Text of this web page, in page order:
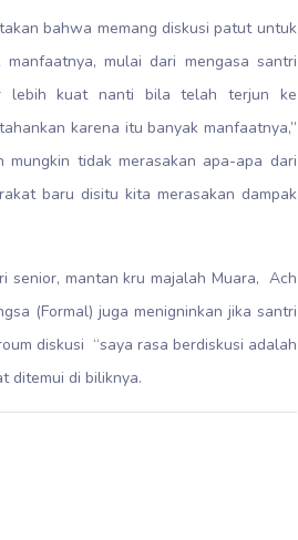
bahwa memang diskusi patut untuk
mulai dari mengasa santri
lebih kuat nanti bila telah terjun ke
karena itu banyak manfaatnya,”
mungkin tidak merasakan apa-apa dari
baru disitu kita merasakan dampak
senior, mantan kru majalah Muara, Ach
(Formal) juga menigninkan jika santri
diskusi “saya rasa berdiskusi adalah
ditemui di biliknya.